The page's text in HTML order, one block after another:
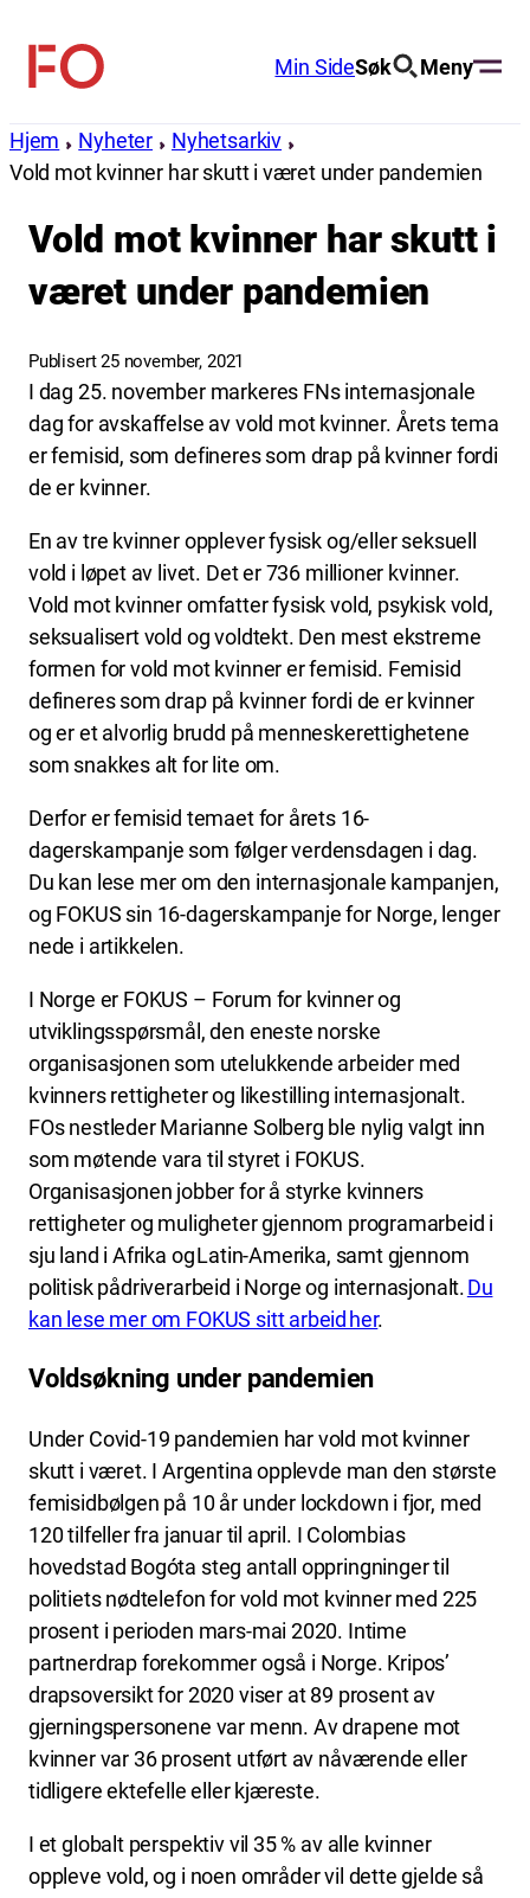
innhold
FO
Min SideSøk Meny
Hjem Nyheter
Nyhetsarkiv
Vold mot kvinner har skutt i været under pandemien
Vold mot kvinner har skutt i
været under pandemien
Publisert 25 november, 2021
I dag 25. november markeres FNs internasjonale
dag for avskaffelse av vold mot kvinner. Årets tema
er femisid, som defineres som drap på kvinner fordi
de er kvinner.
En av tre kvinner opplever fysisk og/eller seksuell
vold i løpet av livet. Det er 736 millioner kvinner.
Vold mot kvinner omfatter fysisk vold, psykisk vold,
seksualisert vold og voldtekt. Den mest ekstreme
formen for vold mot kvinner er femisid. Femisid
defineres som drap på kvinner fordi de er kvinner
og er et alvorlig brudd på menneskerettighetene
som snakkes alt for lite om.
Derfor er femisid temaet for årets 16-
dagerskampanje som følger verdensdagen i dag.
Du kan lese mer om den internasjonale kampanjen,
og FOKUS sin 16-dagerskampanje for Norge, lenger
nede i artikkelen.
I Norge er FOKUS – Forum for kvinner og
utviklingsspørsmål, den eneste norske
organisasjonen som utelukkende arbeider med
kvinners rettigheter og likestilling internasjonalt.
FOs nestleder Marianne Solberg ble nylig valgt inn
som møtende vara til styret i FOKUS.
Organisasjonen jobber for å styrke kvinners
rettigheter og muligheter gjennom programarbeid i
sju land i Afrika og Latin-Amerika, samt gjennom
politisk pådriverarbeid i Norge og internasjonalt.Du
kan lese mer om FOKUS sitt arbeid her.
Voldsøkning under pandemien
Under Covid-19 pandemien har vold mot kvinner
skutt i været. I Argentina opplevde man den største
femisidbølgen på 10 år under lockdown i fjor, med
120 tilfeller fra januar til april. I Colombias
hovedstad Bogóta steg antall oppringninger til
politiets nødtelefon for vold mot kvinner med 225
prosent i perioden mars-mai 2020. Intime
partnerdrap forekommer også i Norge. Kripos’
drapsoversikt for 2020 viser at 89 prosent av
gjerningspersonene var menn. Av drapene mot
kvinner var 36 prosent utført av nåværende eller
tidligere ektefelle eller kjæreste.
I et globalt perspektiv vil 35 % av alle kvinner
oppleve vold, og i noen områder vil dette gjelde så